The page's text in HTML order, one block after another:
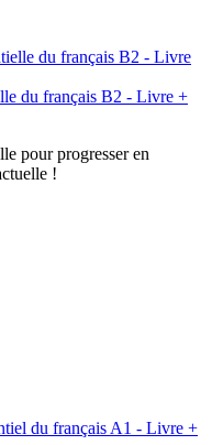
du français B2 - Livre +
pour progresser en
!